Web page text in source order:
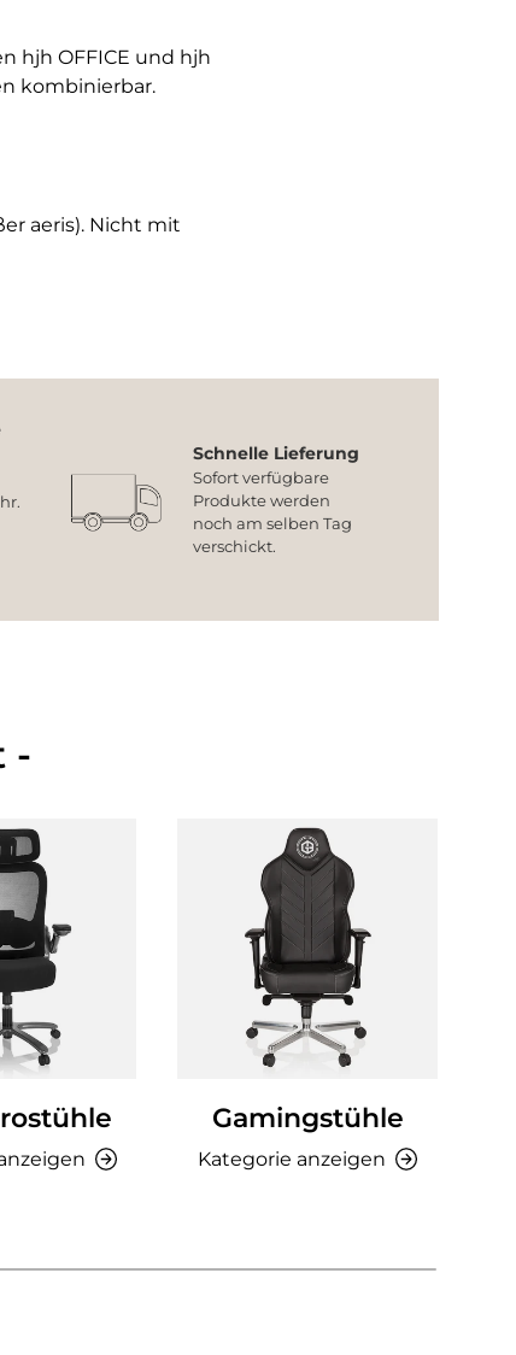
hjh OFFICE und hjh
kombinierbar.
aeris). Nicht mit
Schnelle Lieferung
Sofort verfügbare
Produkte werden
noch am selben Tag
verschickt.
-
Gamingstühle
Kategorie anzeigen